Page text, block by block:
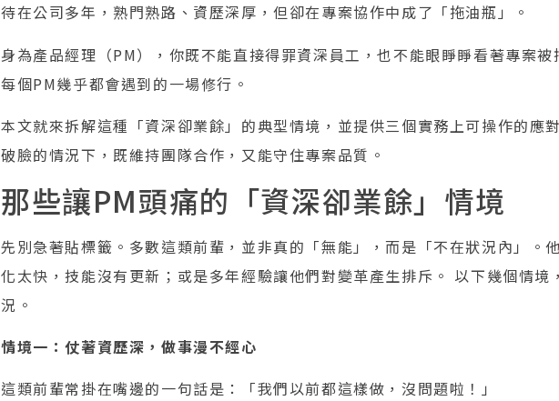
待在公司多年，熟門熟路、資歷深厚，但卻在專案協作中成了「拖油瓶」。
身為產品經理（PM），你既不能直接得罪資深員工，也不能眼睜睜看著專案
每個PM幾乎都會遇到的一場修行。
本文就來拆解這種「資深卻業餘」的典型情境，並提供三個實務上可操作的應
破臉的情況下，既維持團隊合作，又能守住專案品質。
那些讓PM頭痛的「資深卻業餘」情境
先別急著貼標籤。多數這類前輩，並非真的「無能」，而是「不在狀況內」。
化太快，技能沒有更新；或是多年經驗讓他們對變革產生排斥。 以下幾個情境
況。
情境一：仗著資歷深，做事漫不經心
這類前輩常掛在嘴邊的一句話是：「我們以前都這樣做，沒問題啦！」